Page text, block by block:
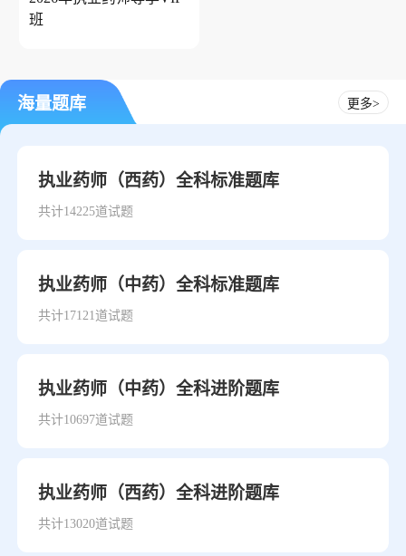
班
海量题库 更多>
执业药师（西药）全科标准题库
共计14225道试题
执业药师（中药）全科标准题库
共计17121道试题
执业药师（中药）全科进阶题库
共计10697道试题
执业药师（西药）全科进阶题库
共计13020道试题